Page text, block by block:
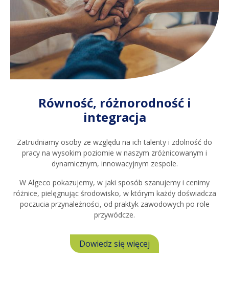
Równość, różnorodność i
integracja
Zatrudniamy osoby ze względu na ich talenty i zdolność do
pracy na wysokim poziomie w naszym zróżnicowanym i
dynamicznym, innowacyjnym zespole.
W Algeco pokazujemy, w jaki sposób szanujemy i cenimy
różnice, pielęgnując środowisko, w którym każdy doświadcza
poczucia przynależności, od praktyk zawodowych po role
przywódcze.
Dowiedz się więcej